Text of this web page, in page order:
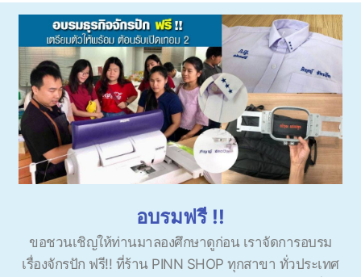
อบรมฟรี !!
ขอชวนเชิญให้ท่านมาลองศึกษาดูก่อน เราจัดการอบรม
เรื่องจักรปัก ฟรี!! ที่ร้าน PINN SHOP ทุกสาขา ทั่วประเทศ